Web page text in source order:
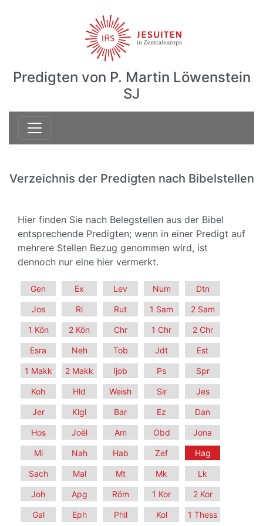
Predigten von P. Martin Löwenstein
SJ
Verzeichnis der Predigten nach Bibelstellen
Hier finden Sie nach Belegstellen aus der Bibel
entsprechende Predigten; wenn in einer Predigt auf
mehrere Stellen Bezug genommen wird, ist
dennoch nur eine hier vermerkt.
Gen Ex Lev Num Dtn
Jos Ri Rut 1 Sam 2 Sam
1 Kön 2 Kön Chr 1 Chr 2 Chr
Esra Neh Tob Jdt Est
1 Makk 2 Makk Ijob Ps Spr
Koh Hld Weish Sir Jes
Jer Klgl Bar Ez Dan
Hos Joël Am Obd Jona
Mi Nah Hab Zef Hag
Sach Mal Mt Mk Lk
Joh Apg Röm 1 Kor 2 Kor
Gal Eph Phil Kol 1 Thess